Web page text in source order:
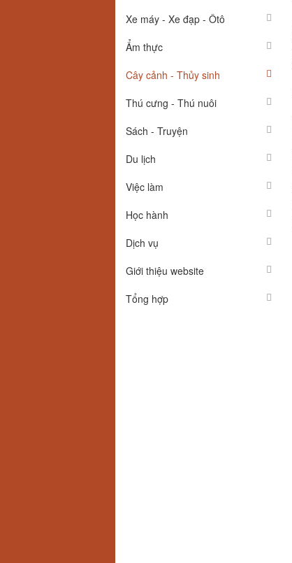
Xe máy - Xe đạp - Ôtô
Ẩm thực
Cây cảnh - Thủy sinh
Thú cưng - Thú nuôi
Sách - Truyện
Du lịch
Việc làm
Học hành
Dịch vụ
Giới thiệu website
Tổng hợp